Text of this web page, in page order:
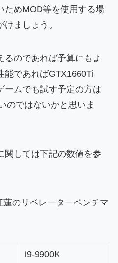
ためMOD等を使用する場
ましょう。
るのであれば予算にもよ
能であればGTX1660Ti
ームでも試す予定の方は
のではないかと思いま
関しては下記の数値を参
のリベレーターベンチマ
i9-9900K